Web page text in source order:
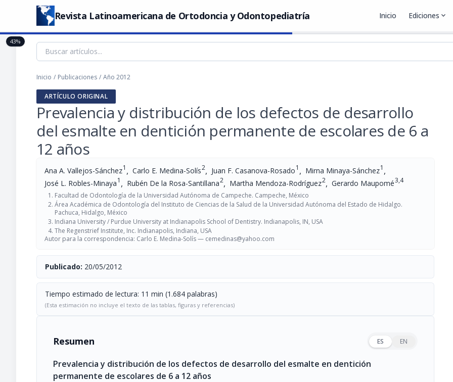
Revista Latinoamericana de Ortodoncia y Odontopediatría Inicio Ediciones expand_more
Inicio / Publicaciones / Año 2012
ARTÍCULO ORIGINAL
Prevalencia y distribución de los defectos de desarrollo
del esmalte en dentición permanente de escolares de 6 a
12 años
Ana A. Vallejos-Sánchez1 , Carlo E. Medina-Solís2, Juan F. Casanova-Rosado1 , Mirna Minaya-Sánchez1 ,
José L. Robles-Minaya1 , Rubén De la Rosa-Santillana2, Martha Mendoza-Rodríguez2, Gerardo Maupomé3,4
Facultad de Odontología de la Universidad Autónoma de Campeche. Campeche, México
Área Académica de Odontología del Instituto de Ciencias de la Salud de la Universidad Autónoma del Estado de Hidalgo.
Pachuca, Hidalgo, México
Indiana University / Purdue University at Indianapolis School of Dentistry. Indianapolis, IN, USA
The Regenstrief Institute, Inc. Indianapolis, Indiana, USA
Autor para la correspondencia: Carlo E. Medina-Solís — cemedinas@yahoo.com
Publicado: 20/05/2012
Tiempo estimado de lectura: 11 min (1.684 palabras)
(Esta estimación no incluye el texto de las tablas, figuras y referencias)
Resumen ES EN
Prevalencia y distribución de los defectos de desarrollo del esmalte en dentición
permanente de escolares de 6 a 12 años
43%